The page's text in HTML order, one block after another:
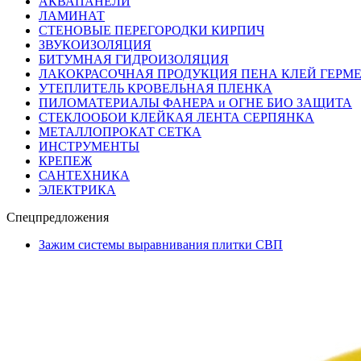
ЛАМИНАТ
СТЕНОВЫЕ ПЕРЕГОРОДКИ КИРПИЧ
ЗВУКОИЗОЛЯЦИЯ
БИТУМНАЯ ГИДРОИЗОЛЯЦИЯ
ЛАКОКРАСОЧНАЯ ПРОДУКЦИЯ ПЕНА КЛЕЙ
УТЕПЛИТЕЛЬ КРОВЕЛЬНАЯ ПЛЕНКА
ПИЛОМАТЕРИАЛЫ ФАНЕРА и ОГНЕ БИО ЗАЩИТА
СТЕКЛООБОИ КЛЕЙКАЯ ЛЕНТА СЕРПЯНКА
МЕТАЛЛОПРОКАТ СЕТКА
ИНСТРУМЕНТЫ
КРЕПЕЖ
САНТЕХНИКА
ЭЛЕКТРИКА
Спецпредложения
Зажим системы выравнивания плитки СВП